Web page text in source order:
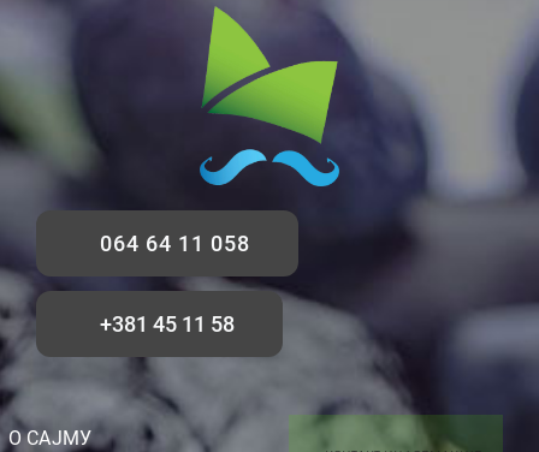
064 64 11 058
+381 45 11 58
О САЈМУ